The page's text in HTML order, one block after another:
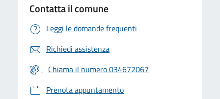
Contatta il comune
Leggi le domande frequenti
Richiedi assistenza
Chiama il numero 034672067
Prenota appuntamento